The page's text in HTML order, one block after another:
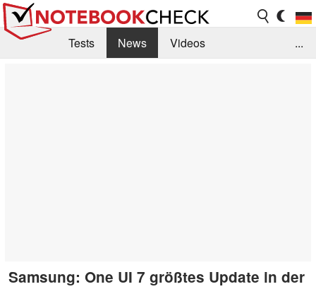
Tests News
Videos
...
Samsung: One UI 7 größtes Update in der